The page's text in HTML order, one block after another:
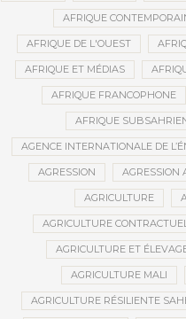
AFRIQUE
AFRIQUE DE L'OUEST
AFRIQUE ET MÉDIAS
AFRIQUE FRANCOPHONE
AFRIQUE
AGENCE INTERNATIONALE DE
AGRESSION AGRESSION
AGRICULTURE
AGRICULTURE
AGRICULTURE ET
AGRICULTURE MALI
AGRICULTURE RÉSILIENTE